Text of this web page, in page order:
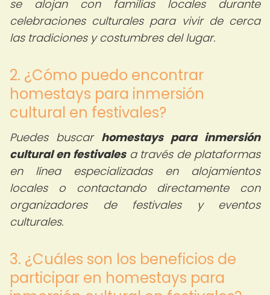
se alojan con familias locales durante
celebraciones culturales para vivir de cerca
las tradiciones y costumbres del lugar.
2. ¿Cómo puedo encontrar
homestays para inmersión
cultural en festivales?
Puedes buscar homestays para inmersión
cultural en festivalesa través de plataformas
en línea especializadas en alojamientos
locales o contactando directamente con
organizadores de festivales y eventos
culturales.
3. ¿Cuáles son los beneficios de
participar en homestays para